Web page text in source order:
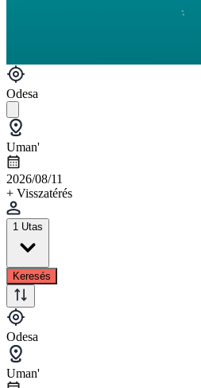
Odesa
Uman'
2026/08/11
+ Visszatérés
1 Utas
Keresés
Odesa
Uman'